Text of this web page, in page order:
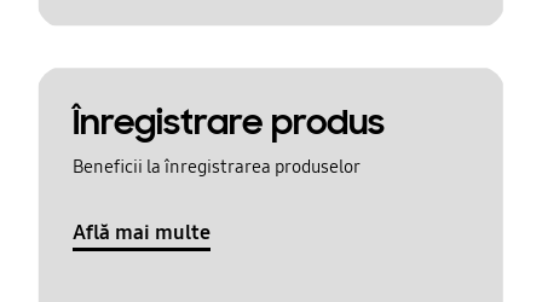
Înregistrare produs
Beneficii la înregistrarea produselor
Află mai multe